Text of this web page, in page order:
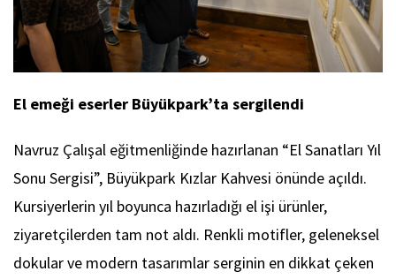
El emeği eserler Büyükpark’ta sergilendi
Navruz Çalışal eğitmenliğinde hazırlanan “El Sanatları Yıl
Sonu Sergisi”, Büyükpark Kızlar Kahvesi önünde açıldı.
Kursiyerlerin yıl boyunca hazırladığı el işi ürünler,
ziyaretçilerden tam not aldı. Renkli motifler, geleneksel
dokular ve modern tasarımlar serginin en dikkat çeken